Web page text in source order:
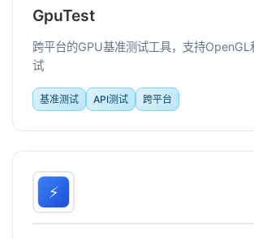
GpuTest
跨平台的GPU基准测试工具，支持OpenGL
试
基准测试 API测试 跨平台
⚡